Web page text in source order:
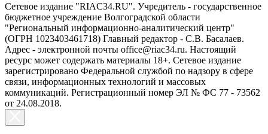
Сетевое издание "RIAC34.RU". Учредитель - государственное
бюджетное учреждение Волгоградской области
"Региональный информационно-аналитический центр"
(ОГРН 1023403461718) Главный редактор - С.В. Басалаев.
Адрес - электронной почты office@riac34.ru. Настоящий
ресурс может содержать материалы 18+. Сетевое издание
зарегистрировано Федеральной службой по надзору в сфере
связи, информационных технологий и массовых
коммуникаций. Регистрационный номер ЭЛ № ФС 77 - 73562
от 24.08.2018.